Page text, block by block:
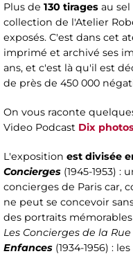
Plus de 130 tirages au
collection de l'Atelier
exposés. C'est dans cet
imprimé et archivé ses
ans, et c'est là qu'il est
de près de 450 000
On vous raconte
Video Podcast Dix
L'exposition est divisée
Concierges (1945-1953) :
concierges de Paris car,
ne peut se concevoir
des portraits
Les Concierges de la
Enfances (1934-1956) :